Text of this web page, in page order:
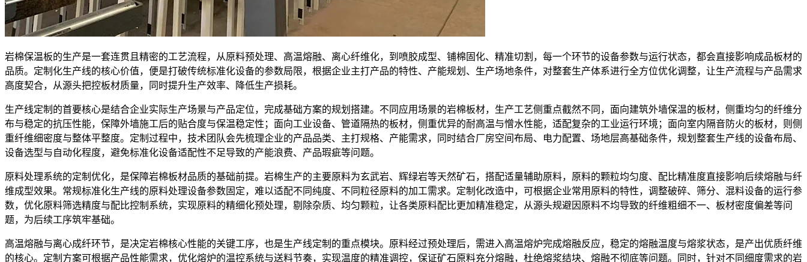
岩棉保温板的生产是一套连贯且精密的工艺流程，从原料预处理、高温熔融、离心纤维化，到喷胶成型、铺棉固化、精准切割，每一个环节的设备参数与运行状态，都会直接影响成品板材的
品质。定制化生产线的核心价值，便是打破传统标准化设备的参数局限，根据企业主打产品的特性、产能规划、生产场地条件，对整套生产体系进行全方位优化调整，让生产流程与产品需求
高度契合，从源头把控板材质量，同时提升生产效率、降低生产损耗。
生产线定制的首要核心是结合企业实际生产场景与产品定位，完成基础方案的规划搭建。不同应用场景的岩棉板材，生产工艺侧重点截然不同，面向建筑外墙保温的板材，侧重均匀的纤维分
布与稳定的抗压性能，保障外墙施工后的贴合度与保温稳定性；面向工业设备、管道隔热的板材，侧重优异的耐高温与憎水性能，适配复杂的工业运行环境；面向室内隔音防火的板材，则侧
重纤维细密度与整体平整度。定制过程中，技术团队会先梳理企业的产品品类、主打规格、产能需求，同时结合厂房空间布局、电力配置、场地层高基础条件，规划整套生产线的设备布局、
设备选型与自动化程度，避免标准化设备适配性不足导致的产能浪费、产品瑕疵等问题。
原料处理系统的定制优化，是保障岩棉板材品质的基础前提。岩棉生产的主要原料为玄武岩、辉绿岩等天然矿石，搭配适量辅助原料，原料的颗粒均匀度、配比精准度直接影响后续熔融与纤
维成型效果。常规标准化生产线的原料处理设备参数固定，难以适配不同纯度、不同粒径原料的加工需求。定制化改造中，可根据企业常用原料的特性，调整破碎、筛分、混料设备的运行参
数，优化原料筛选精度与配比控制系统，实现原料的精细化预处理，剔除杂质、均匀颗粒，让各类原料配比更加精准稳定，从源头规避因原料不均导致的纤维粗细不一、板材密度偏差等问
题，为后续工序筑牢基础。
高温熔融与离心成纤环节，是决定岩棉核心性能的关键工序，也是生产线定制的重点模块。原料经过预处理后，需进入高温熔炉完成熔融反应，稳定的熔融温度与熔浆状态，是产出优质纤维
的核心。定制方案可根据产品性能需求，优化熔炉的温控系统与送料节奏，实现温度的精准调控，保证矿石原料充分熔融，杜绝熔浆结块、熔融不彻底等问题。同时，针对不同细度需求的岩